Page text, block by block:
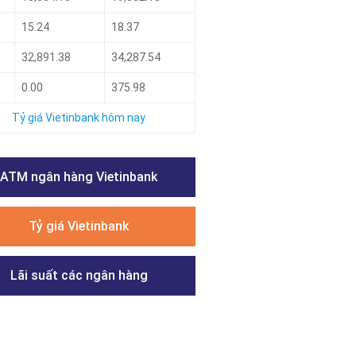
15.24 18.37
32,891.38 34,287.54
0.00 375.98
Tỷ giá Vietinbank hôm nay
ATM ngân hàng Vietinbank
Tỷ giá Vietinbank
Lãi suất các ngân hàng